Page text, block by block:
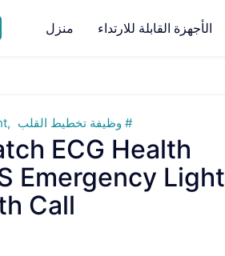
منزل الأجهزة القابلة للارتداء
وظيفة تخطيط القلب
ECG Health
Emergency Light
Call